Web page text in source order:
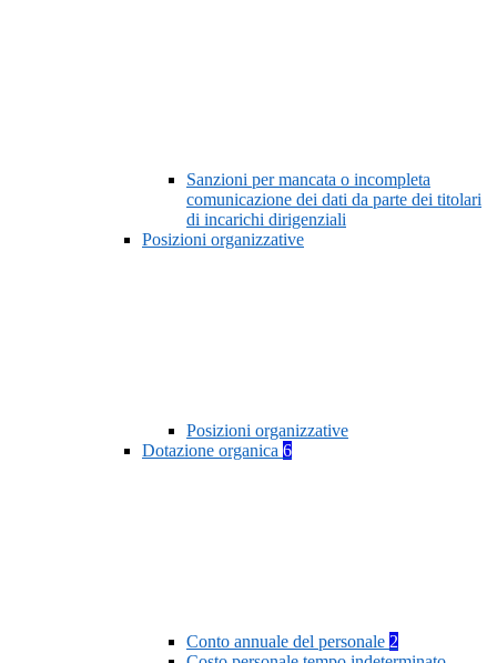
Sanzioni per mancata o incompleta
comunicazione dei dati da parte dei titolari
di incarichi dirigenziali
Posizioni organizzative
Posizioni organizzative
Dotazione organica 6
Conto annuale del personale 2